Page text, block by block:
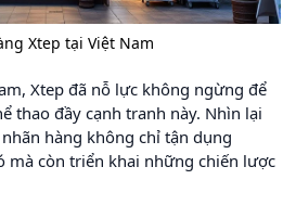
Xtep tại Việt Nam
Xtep đã nỗ lực không ngừng để
thao đầy cạnh tranh này. Nhìn lại
hàng không chỉ tận dụng
mà còn triển khai những chiến lược